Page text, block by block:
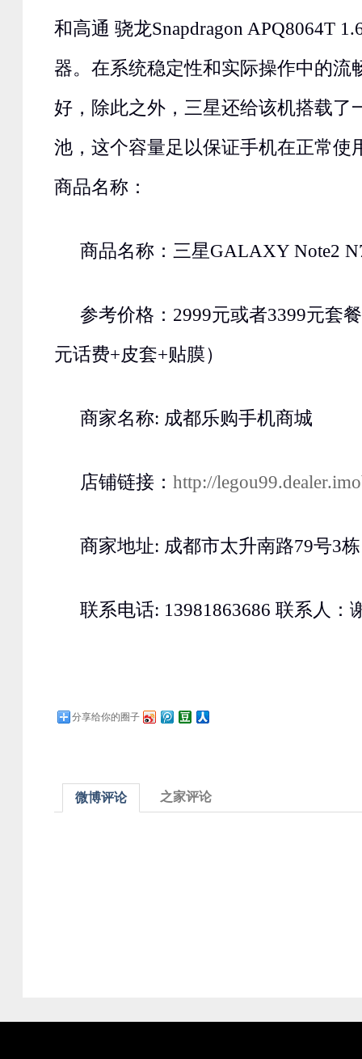
和高通 骁龙Snapdragon APQ8064T
器。在系统稳定性和实际操作中的流
好，除此之外，三星还给该机搭载了
池，这个容量足以保证手机在正常使
商品名称：
商品名称：三星GALAXY Note2
参考价格：2999元或者3399元套
元话费+皮套+贴膜）
商家名称: 成都乐购手机商城
店铺链接： http://
商家地址: 成都市太升南路79号3
联系电话: 13981863686 联系人：
分享给你的圈子
微博评论 之家评论